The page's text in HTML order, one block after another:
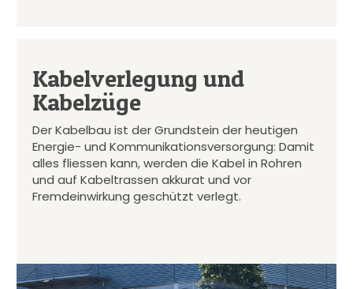
Kabelverlegung und
Kabelzüge
Der Kabelbau ist der Grundstein der heutigen
Energie- und Kommunikationsversorgung: Damit
alles fliessen kann, werden die Kabel in Rohren
und auf Kabeltrassen akkurat und vor
Fremdeinwirkung geschützt verlegt.